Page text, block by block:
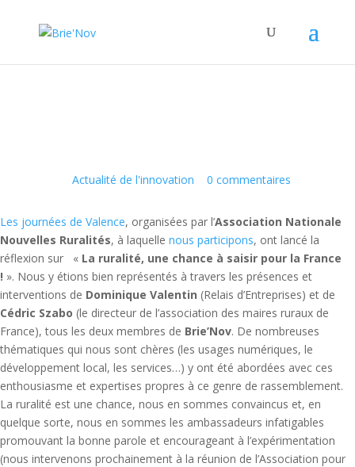
Actualité de l'innovation 0 commentaires
Les journées de Valence, organisées par l’Association Nationale
Nouvelles Ruralités, à laquelle nous participons, ont lancé la
réflexion sur « La ruralité, une chance à saisir pour la France
! ». Nous y étions bien représentés à travers les présences et
interventions de Dominique Valentin (Relais d’Entreprises) et de
Cédric Szabo (le directeur de l’association des maires ruraux de
France), tous les deux membres de Brie’Nov. De nombreuses
thématiques qui nous sont chères (les usages numériques, le
développement local, les services…) y ont été abordées avec ces
enthousiasme et expertises propres à ce genre de rassemblement.
La ruralité est une chance, nous en sommes convaincus et, en
quelque sorte, nous en sommes les ambassadeurs infatigables
promouvant la bonne parole et encourageant à l’expérimentation
(nous intervenons prochainement à la réunion de l’Association pour